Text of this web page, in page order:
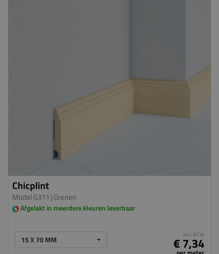
Chicplint
Model G311 | Grenen
Afgelakt in meerdere kleuren leverbaar
15 X 70 MM incl. BTW
€ 7,34